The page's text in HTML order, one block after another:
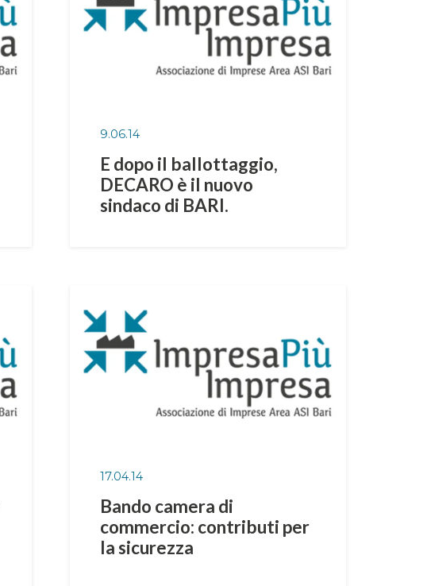
9.06.14
E dopo il ballottaggio,
DECARO è il nuovo
sindaco di BARI.
17.04.14
Bando camera di
commercio: contributi per
la sicurezza